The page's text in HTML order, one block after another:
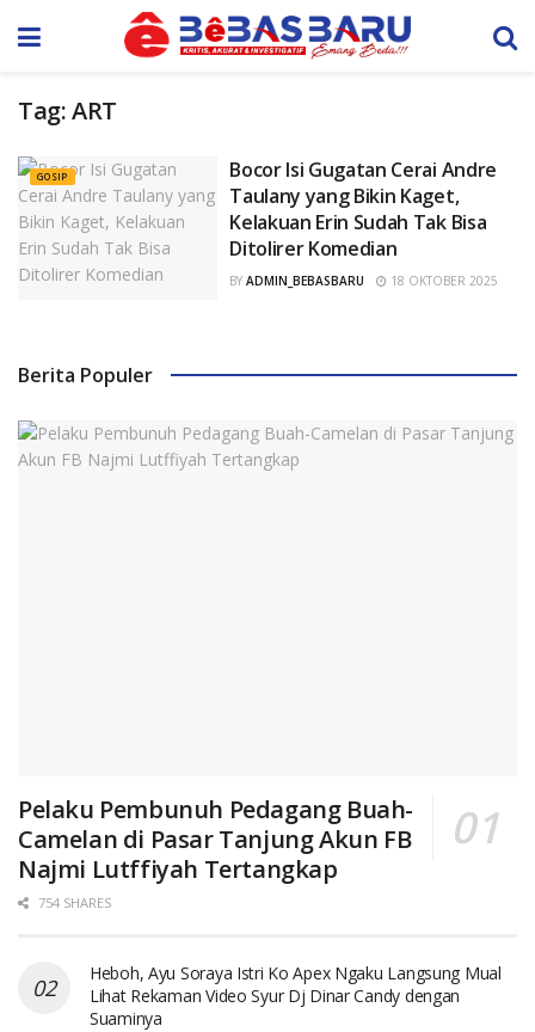
Tag:ART
GOSIP
Bocor Isi Gugatan Cerai Andre
Taulany yang Bikin Kaget,
Kelakuan Erin Sudah Tak Bisa
Ditolirer Komedian
BY ADMIN_BEBASBARU 18 OKTOBER 2025
Berita Populer
Pelaku Pembunuh Pedagang Buah-
Camelan di Pasar Tanjung Akun FB
Najmi Lutffiyah Tertangkap
754 SHARES
Heboh, Ayu Soraya Istri Ko Apex Ngaku Langsung Mual
Lihat Rekaman Video Syur Dj Dinar Candy dengan
Suaminya